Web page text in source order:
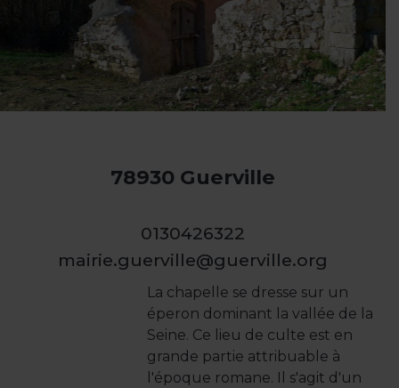
78930 Guerville
0130426322
mairie.guerville@guerville.org
La chapelle se dresse sur un
éperon dominant la vallée de la
Seine. Ce lieu de culte est en
grande partie attribuable à
l'époque romane. Il s'agit d'un